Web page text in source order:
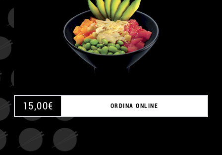
15,00€ ORDINA ONLINE